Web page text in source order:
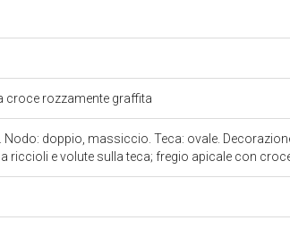
croce rozzamente graffita
Nodo: doppio, massiccio. Teca: ovale.
riccioli e volute sulla teca; fregio apicale con